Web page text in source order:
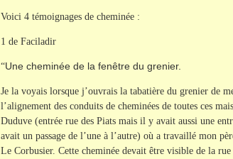
Voici 4 témoignages de cheminée :
1 de Faciladir
“Une cheminée de la fenêtre du grenier.
Je la voyais lorsque j’ouvrais la tabatière du grenier de
l’alignement des conduits de cheminées de toutes ces
Duduve (entrée rue des Piats mais il y avait aussi une
avait un passage de l’une à l’autre) où a travaillé mon
Le Corbusier. Cette cheminée devait être visible de la